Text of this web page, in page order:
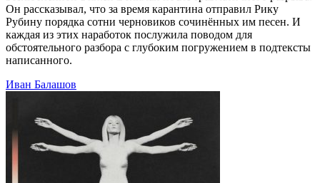
Он рассказывал, что за время карантина отправил Рику
Рубину порядка сотни черновиков сочинённых им песен. И
каждая из этих наработок послужила поводом для
обстоятельного разбора с глубоким погружением в подтексты
написанного.
Иван Балашов